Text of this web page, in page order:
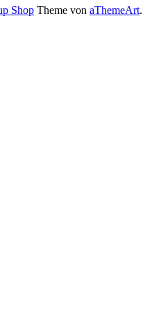
Shop Theme von aThemeArt.